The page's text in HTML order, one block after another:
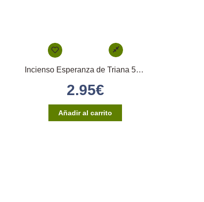
Incienso Esperanza de Triana 50gr
2.95€
Añadir al carrito